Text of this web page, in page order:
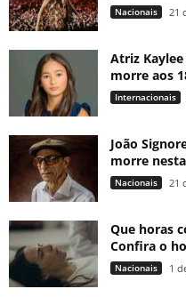
Nacionais 21
Atriz
morre aos
Internacionais
João
morre
Nacionais 21
Que horas
Confira o
Nacionais 1